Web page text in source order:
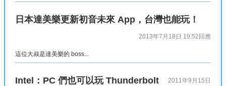
日本達美樂更新初音未來 App，台灣也能玩！
2013年7月18日 19:52 回應
這位大叔是達美樂的 boss...
Intel：PC 們也可以玩 Thunderbolt 2011年9月15日